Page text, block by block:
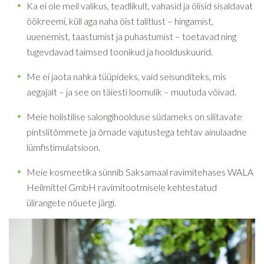
Ka ei ole meil valikus, teadlikult, vahasid ja õlisid sisaldavat
öökreemi, küll aga naha öist talitlust – hingamist,
uuenemist, taastumist ja puhastumist – toetavad ning
tugevdavad taimsed toonikud ja hoolduskuurid.
Me ei jaota nahka tüüpideks, vaid seisunditeks, mis
aegajalt – ja see on täiesti loomulik – muutuda võivad.
Meie holistilise salongihoolduse südameks on silitavate
pintslitõmmete ja õrnade vajutustega tehtav ainulaadne
lümfistimulatsioon.
Meie kosmeetika sünnib Saksamaal ravimitehases WALA
Heilmittel GmbH ravimitootmisele kehtestatud
ülirangete nõuete järgi.